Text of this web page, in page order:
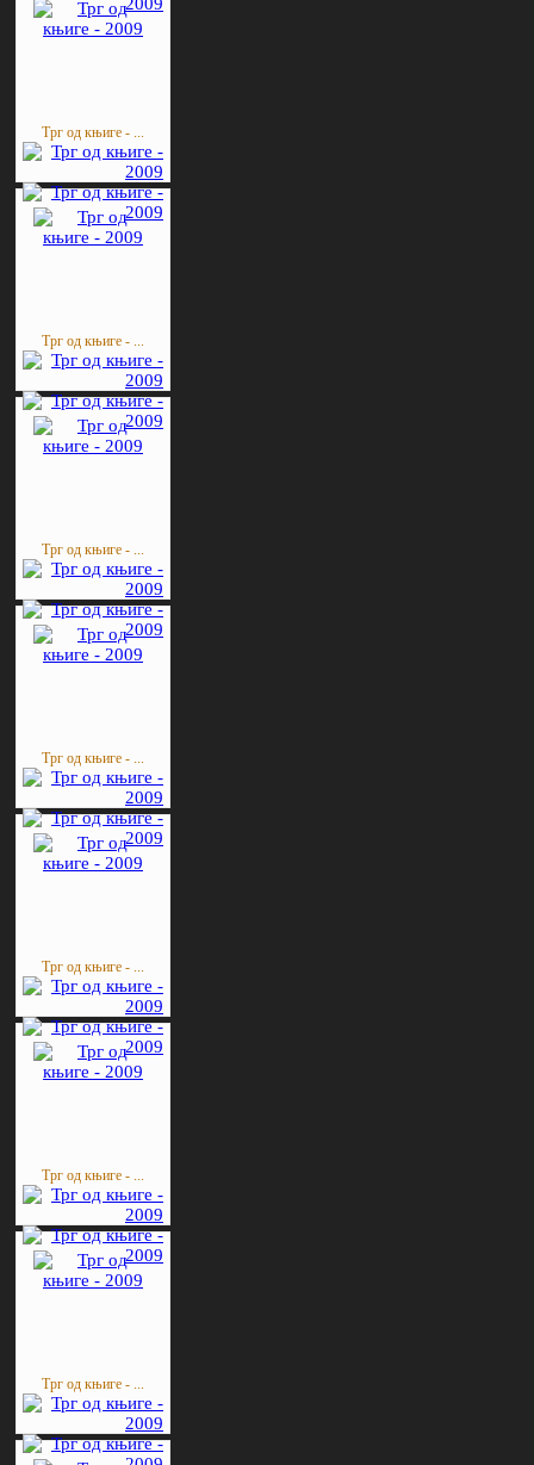
Трг од књиге - ...
Трг од књиге - ...
Трг од књиге - ...
Трг од књиге - ...
Трг од књиге - ...
Трг од књиге - ...
Трг од књиге - ...